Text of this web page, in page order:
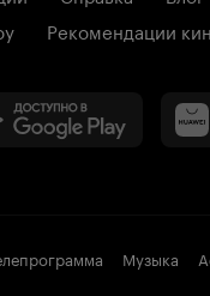
Рекомендации
Музыка